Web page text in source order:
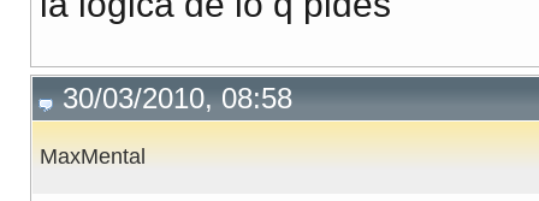
if (
//usuario y
//defino una
header(
30/03/2010, 08:58
MaxMental